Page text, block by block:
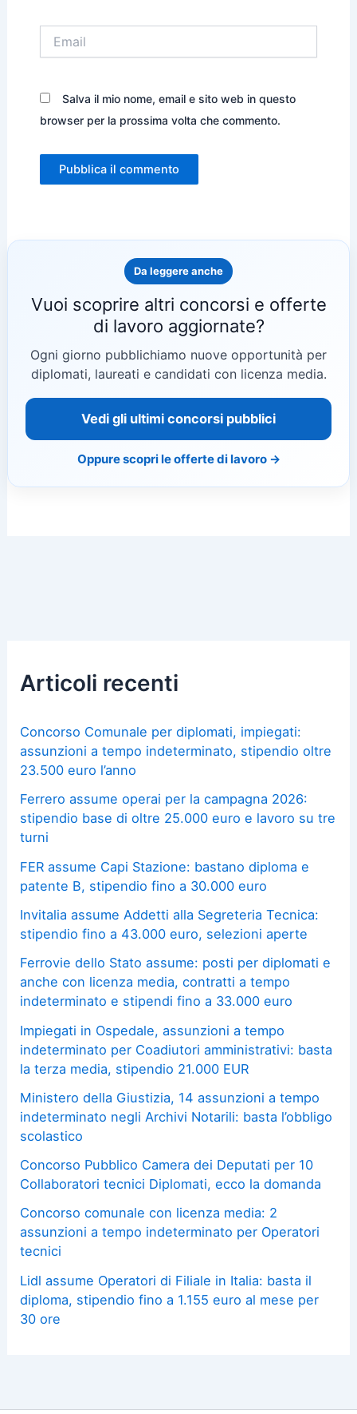
Salva il mio nome, email e sito web in questo
browser per la prossima volta che commento.
Da leggere anche
Vuoi scoprire altri concorsi e offerte
di lavoro aggiornate?
Ogni giorno pubblichiamo nuove opportunità per
diplomati, laureati e candidati con licenza media.
Vedi gli ultimi concorsi pubblici
Oppure scopri le offerte di lavoro →
Articoli recenti
Concorso Comunale per diplomati, impiegati:
assunzioni a tempo indeterminato, stipendio oltre
23.500 euro l’anno
Ferrero assume operai per la campagna 2026:
stipendio base di oltre 25.000 euro e lavoro su tre
turni
FER assume Capi Stazione: bastano diploma e
patente B, stipendio fino a 30.000 euro
Invitalia assume Addetti alla Segreteria Tecnica:
stipendio fino a 43.000 euro, selezioni aperte
Ferrovie dello Stato assume: posti per diplomati e
anche con licenza media, contratti a tempo
indeterminato e stipendi fino a 33.000 euro
Impiegati in Ospedale, assunzioni a tempo
indeterminato per Coadiutori amministrativi: basta
la terza media, stipendio 21.000 EUR
Ministero della Giustizia, 14 assunzioni a tempo
indeterminato negli Archivi Notarili: basta l’obbligo
scolastico
Concorso Pubblico Camera dei Deputati per 10
Collaboratori tecnici Diplomati, ecco la domanda
Concorso comunale con licenza media: 2
assunzioni a tempo indeterminato per Operatori
tecnici
Lidl assume Operatori di Filiale in Italia: basta il
diploma, stipendio fino a 1.155 euro al mese per
30 ore